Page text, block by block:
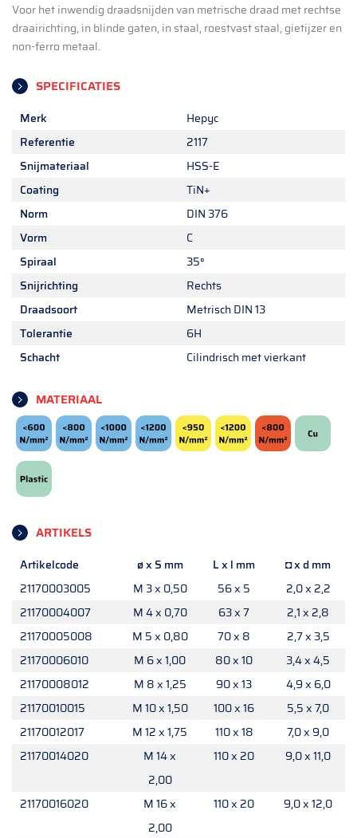
Voor het inwendig draadsnijden van metrische draad met rechtse
draairichting, in blinde gaten, in staal, roestvast staal, gietijzer en
non-ferro metaal.
SPECIFICATIES
Merk
Hepyc
Referentie
2117
Snijmateriaal
HSS-E
Coating
TiN+
Norm
DIN 376
Vorm
C
Spiraal
35°
Snijrichting
Rechts
Draadsoort
Metrisch DIN 13
Tolerantie
6H
Schacht
Cilindrisch met vierkant
MATERIAAL
ARTIKELS
Artikelcode ø x S mm L x l mm
◘ x d mm
21170003005
M 3 x 0,50 56 x 5
2,0 x 2,2
21170004007
M 4 x 0,70 63 x 7
2,1 x 2,8
21170005008
M 5 x 0,80 70 x 8
2,7 x 3,5
21170006010
M 6 x 1,00 80 x 10
3,4 x 4,5
21170008012
M 8 x 1,25 90 x 13
4,9 x 6,0
21170010015
M 10 x 1,50 100 x 16
5,5 x 7,0
21170012017
M 12 x 1,75 110 x 18
7,0 x 9,0
21170014020
M 14 x
2,00
110 x 20 9,0 x 11,0
21170016020
M 16 x
2,00
110 x 20 9,0 x 12,0